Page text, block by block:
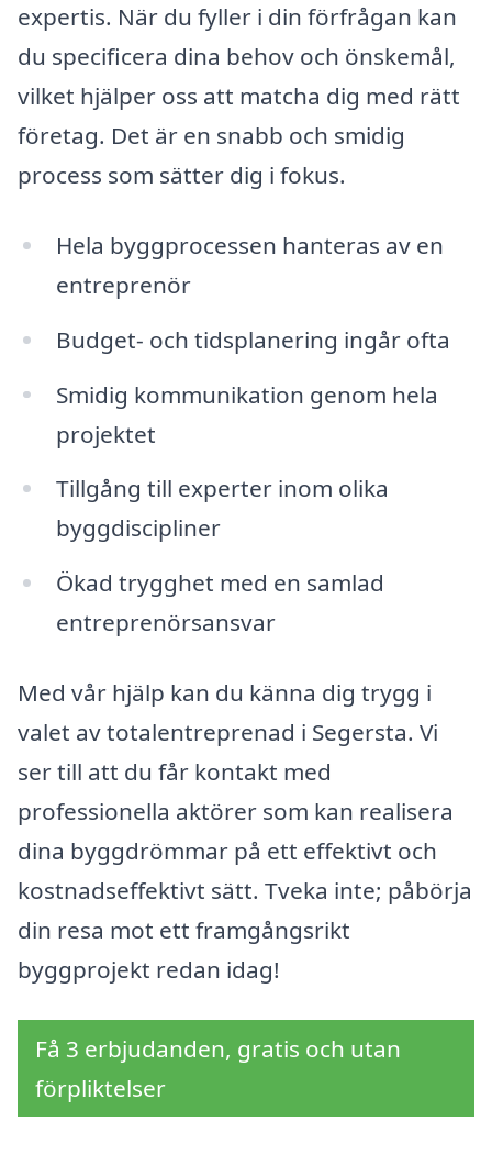
expertis. När du fyller i din förfrågan kan
du specificera dina behov och önskemål,
vilket hjälper oss att matcha dig med rätt
företag. Det är en snabb och smidig
process som sätter dig i fokus.
Hela byggprocessen hanteras av en
entreprenör
Budget- och tidsplanering ingår ofta
Smidig kommunikation genom hela
projektet
Tillgång till experter inom olika
byggdiscipliner
Ökad trygghet med en samlad
entreprenörsansvar
Med vår hjälp kan du känna dig trygg i
valet av totalentreprenad i Segersta. Vi
ser till att du får kontakt med
professionella aktörer som kan realisera
dina byggdrömmar på ett effektivt och
kostnadseffektivt sätt. Tveka inte; påbörja
din resa mot ett framgångsrikt
byggprojekt redan idag!
Få 3 erbjudanden, gratis och utan
förpliktelser